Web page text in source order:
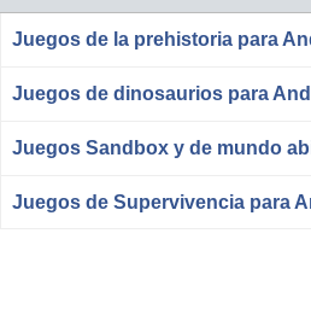
Juegos de la prehistoria para
Juegos de dinosaurios para
Juegos Sandbox y de mundo
Juegos de Supervivencia para